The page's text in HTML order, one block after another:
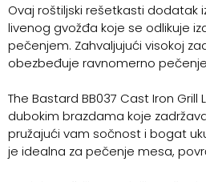
Ovaj roštiljski rešetkasti dodatak
livenog gvožđa koje se odlikuje
pečenjem. Zahvaljujući visokoj
obezbeđuje ravnomerno
The Bastard BB037 Cast Iron
dubokim brazdama koje
pružajući vam sočnost i bogat
je idealna za pečenje mesa,